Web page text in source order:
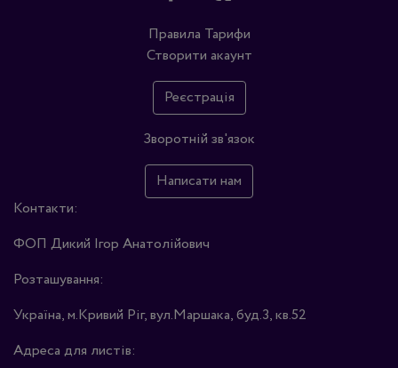
Правила Тарифи
Створити акаунт
Реєстрація
Зворотній зв'язок
Написати нам
Контакти:
ФОП Дикий Ігор Анатолійович
Розташування:
Україна, м.Кривий Ріг, вул.Маршака, буд.3, кв.52
Адреса для листів: